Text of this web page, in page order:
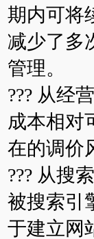
期内可将
减少了多
管理。
??? 从经
成本相对
在的调价
??? 从搜
被搜索引
于建立网